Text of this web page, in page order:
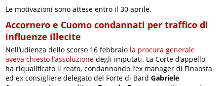
Le motivazioni sono attese entro il 30 aprile.
Accornero e Cuomo condannati per traffico di
influenze illecite
Nell’udienza dello scorso 16 febbraio la procura generale
aveva chiesto l’assoluzione degli imputati. La Corte d’appello
ha riqualificato il reato, condannando l’ex manager di Finaosta
ed ex consigliere delegato del Forte di BardGabriele